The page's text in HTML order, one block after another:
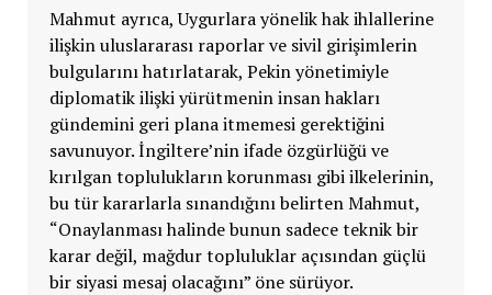
Mahmut ayrıca, Uygurlara yönelik hak ihlallerine
ilişkin uluslararası raporlar ve sivil girişimlerin
bulgularını hatırlatarak, Pekin yönetimiyle
diplomatik ilişki yürütmenin insan hakları
gündemini geri plana itmemesi gerektiğini
savunuyor. İngiltere’nin ifade özgürlüğü ve
kırılgan toplulukların korunması gibi ilkelerinin,
bu tür kararlarla sınandığını belirten Mahmut,
“Onaylanması halinde bunun sadece teknik bir
karar değil, mağdur topluluklar açısından güçlü
bir siyasi mesaj olacağını” öne sürüyor.